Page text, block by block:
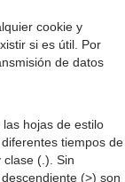
cookie y
si es útil. Por
de datos
hojas de estilo
tiempos de
(.). Sin
(>) son